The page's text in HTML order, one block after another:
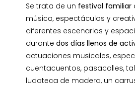
Se trata de un festival familiar
música, espectáculos y
diferentes escenarios y
durantedos días llenos de
actuaciones musicales,
cuentacuentos, pasacalles,
ludoteca de madera, un